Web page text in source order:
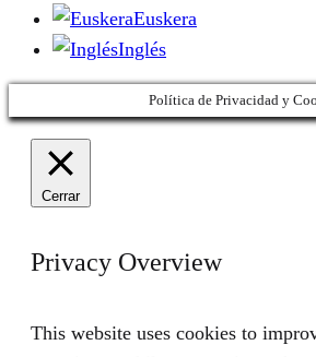
Euskera
Inglés
Política de Privacidad y
Cerrar
Privacy Overview
This website uses cookies to